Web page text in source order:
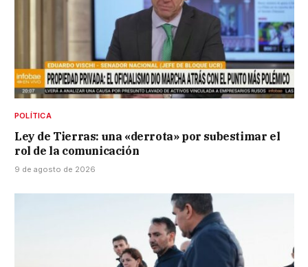
POLÍTICA
Ley de Tierras: una «derrota» por subestimar el
rol de la comunicación
9 de agosto de 2026